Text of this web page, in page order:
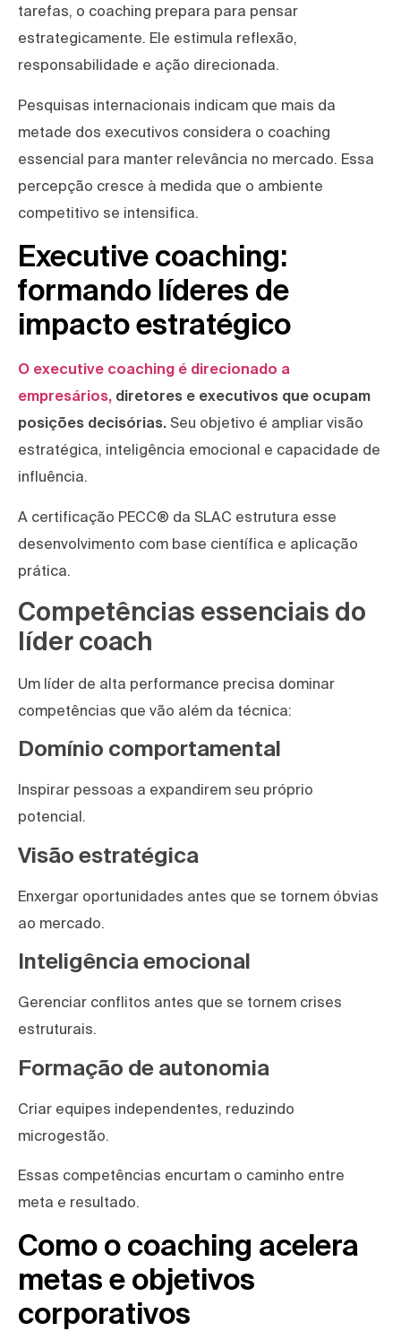
tarefas, o coaching prepara para pensar
estrategicamente. Ele estimula reflexão,
responsabilidade e ação direcionada.
Pesquisas internacionais indicam que mais da
metade dos executivos considera o coaching
essencial para manter relevância no mercado. Essa
percepção cresce à medida que o ambiente
competitivo se intensifica.
Executive coaching:
formando líderes de
impacto estratégico
O executive coaching é direcionado a
empresários, diretores e executivos que ocupam
posições decisórias. Seu objetivo é ampliar visão
estratégica, inteligência emocional e capacidade de
influência.
A certificação PECC® da SLAC estrutura esse
desenvolvimento com base científica e aplicação
prática.
Competências essenciais do
líder coach
Um líder de alta performance precisa dominar
competências que vão além da técnica:
Domínio comportamental
Inspirar pessoas a expandirem seu próprio
potencial.
Visão estratégica
Enxergar oportunidades antes que se tornem óbvias
ao mercado.
Inteligência emocional
Gerenciar conflitos antes que se tornem crises
estruturais.
Formação de autonomia
Criar equipes independentes, reduzindo
microgestão.
Essas competências encurtam o caminho entre
meta e resultado.
Como o coaching acelera
metas e objetivos
corporativos